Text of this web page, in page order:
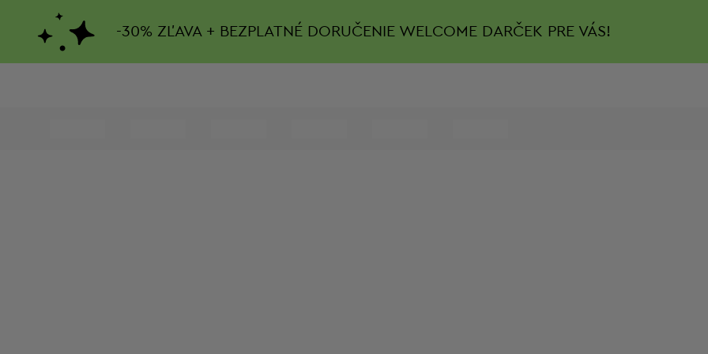
-30% ZĽAVA + BEZPLATNÉ DORUČENIE WELCOME DARČEK PRE VÁS!